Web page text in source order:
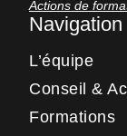
Actions de
Navigation
L’équipe
Conseil &
Formations